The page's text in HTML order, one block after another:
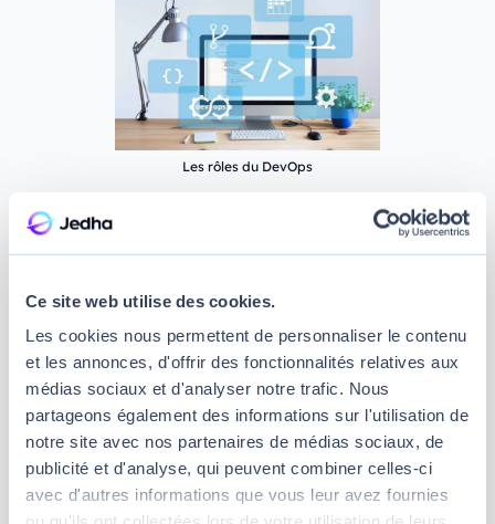
Ce site web utilise des cookies.
Les cookies nous permettent de personnaliser le contenu
et les annonces, d'offrir des fonctionnalités relatives aux
médias sociaux et d'analyser notre trafic. Nous
partageons également des informations sur l'utilisation de
notre site avec nos partenaires de médias sociaux, de
publicité et d'analyse, qui peuvent combiner celles-ci
avec d'autres informations que vous leur avez fournies
Les rôles du DevOps
Pourquoi parle-t-on de pipeline
La création d'un pipeline DevOps a pour objectif de
rendre les cycles de travail plus courts, plus rapides,
automatisés et répétables. Elle va ainsi apporter des
changements pour que les équipes puissent
répondre rapidement et efficacement aux besoins
des parties prenantes ou des utilisateurs.